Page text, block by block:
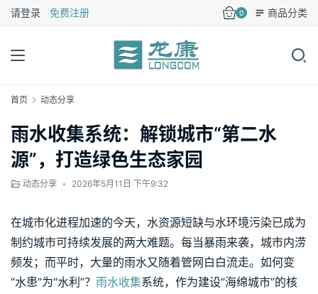
请登录 免费注册 0 商品分类
首页 动态分享
雨水收集系统：解锁城市“第二水
源”，打造绿色生态家园
动态分享 • 2026年5月11日 下午9:32
在城市化进程加速的今天，水资源短缺与水环境污染已成为
制约城市可持续发展的两大难题。每当暴雨来袭，城市内涝
频发；而平时，大量的雨水又随着管网白白流走。如何变
“水患”为“水利”？ 雨水收集系统，作为建设“海绵城市”的核